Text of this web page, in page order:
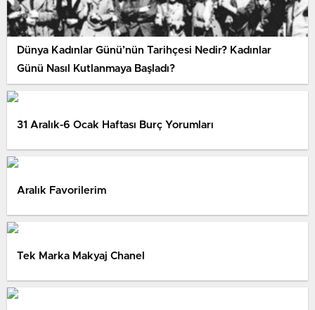
Dünya Kadınlar Günü’nün Tarihçesi Nedir? Kadınlar
Günü Nasıl Kutlanmaya Başladı?
31 Aralık-6 Ocak Haftası Burç Yorumları
Aralık Favorilerim
Tek Marka Makyaj Chanel